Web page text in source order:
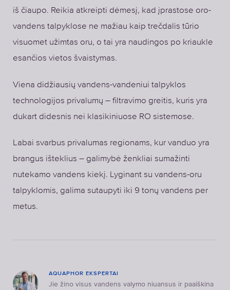
iš čiaupo. Reikia atkreipti dėmesį, kad įprastose oro-
vandens talpyklose ne mažiau kaip trečdalis tūrio
visuomet užimtas oru, o tai yra naudingos po kriaukle
esančios vietos švaistymas.
Viena didžiausių vandens-vandeniui talpyklos
technologijos privalumų – filtravimo greitis, kuris yra
dukart didesnis nei klasikiniuose RO sistemose.
Labai svarbus privalumas regionams, kur vanduo yra
brangus išteklius – galimybė ženkliai sumažinti
nutekamo vandens kiekį. Lyginant su vandens-oru
talpyklomis, galima sutaupyti iki 9 tonų vandens per
metus.
AQUAPHOR EKSPERTAI
Jie žino visus vandens valymo niuansus ir paaiškina